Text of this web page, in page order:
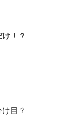
！？
目？